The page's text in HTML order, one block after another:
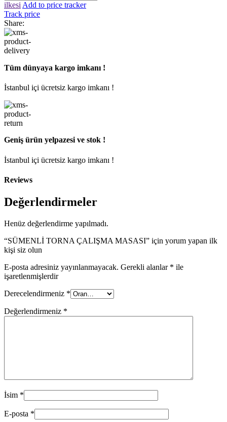
ilkesiAdd to price tracker
Track price
Share:
Tüm dünyaya kargo imkanı !
İstanbul içi ücretsiz kargo imkanı !
Geniş ürün yelpazesi ve stok !
İstanbul içi ücretsiz kargo imkanı !
Reviews
Değerlendirmeler
Henüz değerlendirme yapılmadı.
“SÜMENLİ TORNA ÇALIŞMA MASASI” için yorum yapan ilk
kişi siz olun
E-posta adresiniz yayınlanmayacak. Gerekli alanlar * ile
işaretlenmişlerdir
Derecelendirmeniz *
Değerlendirmeniz *
İsim *
E-posta *